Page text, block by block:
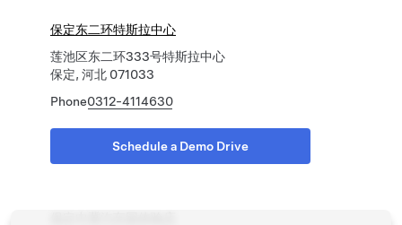
保定东二环特斯拉中心
莲池区东二环333号特斯拉中心
保定, 河北 071033
Phone0312-4114630
Schedule a Demo Drive